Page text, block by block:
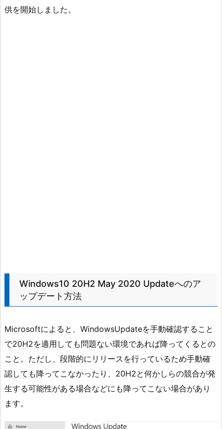
供を開始しました。
Windows10 20H2 May 2020 Updateへのア
ップデート方法
Microsoftによると、WindowsUpdateを手動確認すること
で20H2を適用しても問題ない環境であれば降ってくるとの
こと。ただし、段階的にリリースを行っているため手動確
認しても降ってこなかったり、20H2と何かしらの競合が発
生する可能性がある場合などにも降ってこない場合があり
ます。